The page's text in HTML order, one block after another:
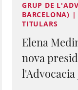
GRUP DE
BARCELONA)
TITULARS
Elena
nova
l'Advocacia